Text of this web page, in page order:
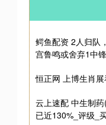
鳄鱼配资 2人归队
宫鲁鸣或舍弃1中锋
恒正网 上博生肖
云上速配 中生制
已近130%_评级_